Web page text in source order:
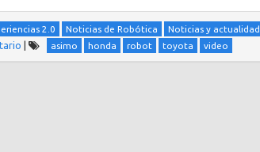
2.0 Noticias de Robótica Noticias y actualidad
asimo honda robot toyota video